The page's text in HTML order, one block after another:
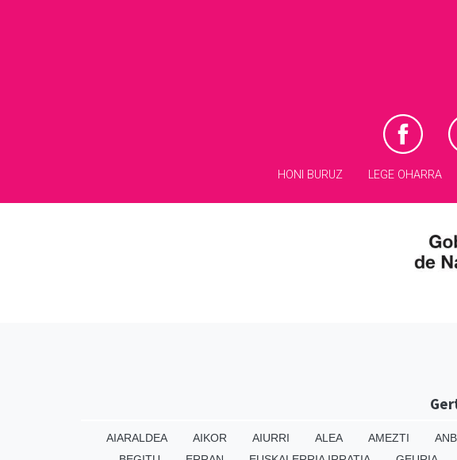
HONI BURUZ LEGE OHARRA
AIARALDEA AIKOR AIURRI ALEA AMEZTI